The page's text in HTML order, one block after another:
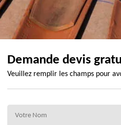
Demande devis
Veuillez remplir les champs pour